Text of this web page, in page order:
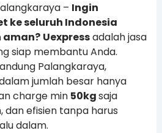
– Ingin
ke seluruh Indonesia
aman? Uexpressadalah jasa
siap membantu Anda.
Palangkaraya,
jumlah besar hanya
charge min 50kgsaja
dan efisien tanpa harus
dalam.